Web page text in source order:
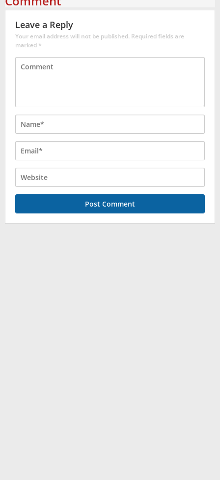
Leave a Reply
Your email address will not be published. Required fields are
marked*